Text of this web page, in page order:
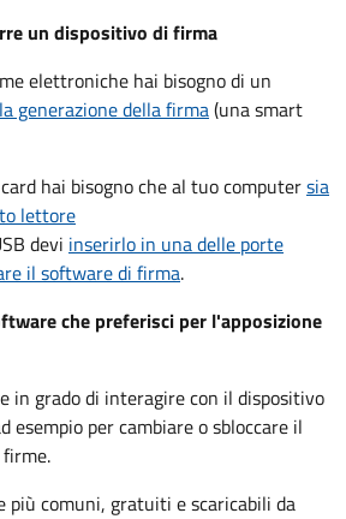
un dispositivo di firma
elettroniche hai bisogno di un
generazione della firma(una smart
hai bisogno che al tuo computersia
lettore
devi inserirlo in una delle porte
il software di firma.
che preferisci per l'apposizione
in grado di interagire con il dispositivo
esempio per cambiare o sbloccare il
più comuni, gratuiti e scaricabili da